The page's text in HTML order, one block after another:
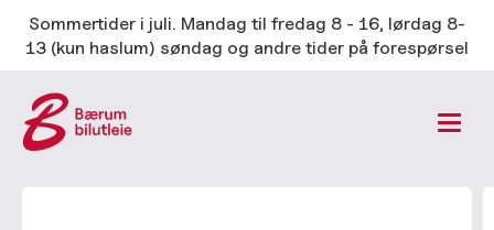
Sommertider i juli. Mandag til fredag 8 - 16, lørdag 8-
13 (kun haslum) søndag og andre tider på forespørsel